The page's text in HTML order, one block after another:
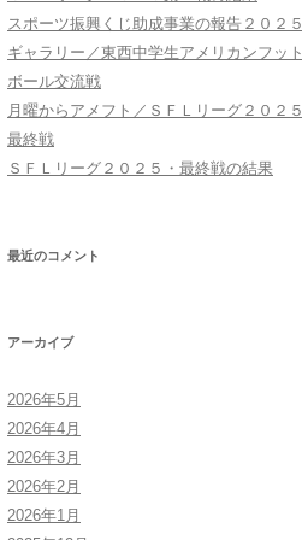
スポーツ振興くじ助成事業の報告２０２５
ギャラリー／東西中学生アメリカンフット
ボール交流戦
月曜からアメフト／ＳＦＬリーグ２０２５
最終戦
ＳＦＬリーグ２０２５・最終戦の結果
最近のコメント
アーカイブ
2026年5月
2026年4月
2026年3月
2026年2月
2026年1月